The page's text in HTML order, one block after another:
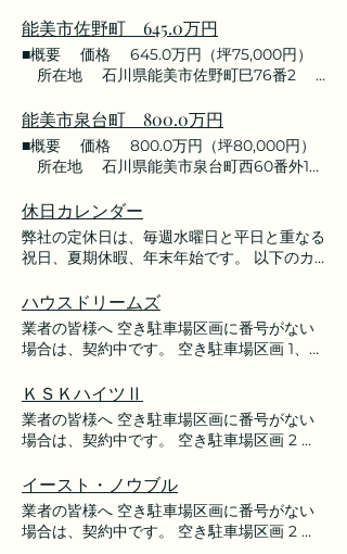
223.55㎡（延67.62坪） 校区 湯野小学
校 ／ 寺井中学校 取引態様 媒介 ■物
件資料 ■お問い合わせ先 株式会社 レント
売買担当：安井 フリーダイヤル 0120-57-
0102 TEL 0761-58-6888 / FAX 0761-
58-6222 E-mail yasui@kk-rent.co.jp
能美市佐野町 645.0万円
■概要 価格 645.0万円（坪75,000円）
所在地 石川県能美市佐野町巳76番2
区 湯野小学校 / 寺井中学校 取引態様
媒介 ■物件資料 ■お問い合わせ先 株式会
社 レント 売買担当：安井 フリーダイヤ
ル 0120-57-0102 TEL 0761-58-
6888 / FAX 0761-58-6222 E-mail
yasui@kk-rent.co.jp
能美市泉台町 800.0万円
■概要 価格 800.0万円（坪80,000円）
所在地 石川県能美市泉台町西60番外1筆
校区 湯野小学校 / 寺井中学校 取引態
様 媒介 ■物件資料 ■お問い合わせ先 株式
会社 レント 売買担当：安井 フリーダイヤ
ル 0120-57-0102 TEL 0761-58-
6888 / FAX 0761-58-6222 E-mail
yasui@kk-rent.co.jp
休日カレンダー
弊社の定休日は、毎週水曜日と平日と重なる
祝日、夏期休暇、年末年始です。 以下のカ
た、営業時間は午前9時00分～午後5時00分
です。 ご来店をお待ちしております♪ ■お問
い合わせ先 株式会社 レント フリーダイヤ
ル 0120-57-0102 TEL 0761-58-
daisuki@kk-rent.co.jp
ハウスドリームズ
業者の皆様へ 空き駐車場区画に番号がない
場合は、契約中です。 空き駐車場区画 1、
画： 日時： ※空き駐車場の区画は、以
下の図面にてご確認お願いします。 ■お問い
合わせ先 株式会社 レント フリーダイヤ
ル 0120-57-0102 TEL 0761-58-
6888 / FAX 0761-58-6222 E-mail
daisuki@kk-rent.co.jp
ＫＳＫハイツⅡ
業者の皆様へ 空き駐車場区画に番号がない
場合は、契約中です。 空き駐車場区画 2 一
場の区画は、以下の図面にてご確認お願いし
ます。 ■お問い合わせ先 株式会社 レント
フリーダイヤル 0120-57-0102 TEL 0761-
58-6888 / FAX 0761-58-6222 E-
イースト・ノウブル
業者の皆様へ 空き駐車場区画に番号がない
場合は、契約中です。 空き駐車場区画 2 一